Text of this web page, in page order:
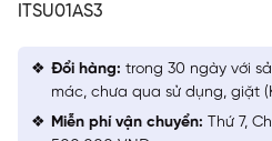
ITSU01AS3
Đổi hàng: trong 30 ngày với
mác, chưa qua sử dụng, giặt
Miễn phí vận chuyển: Thứ 7,